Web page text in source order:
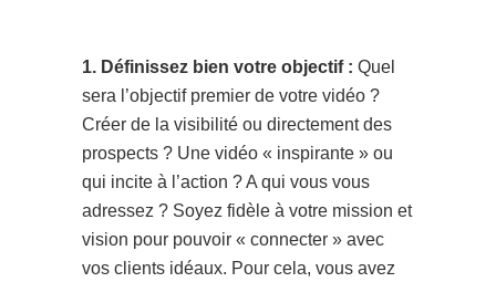
1. Définissez bien votre objectif : Quel
sera l’objectif premier de votre vidéo ?
Créer de la visibilité ou directement des
prospects ? Une vidéo « inspirante » ou
qui incite à l’action ? A qui vous vous
adressez ? Soyez fidèle à votre mission et
vision pour pouvoir « connecter » avec
vos clients idéaux. Pour cela, vous avez